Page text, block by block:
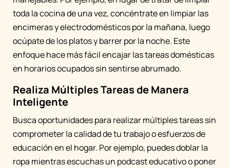
toda la cocina de una vez, concéntrate en limpiar las
encimeras y electrodomésticos por la mañana, luego
ocúpate de los platos y barrer por la noche. Este
enfoque hace más fácil encajar las tareas domésticas
en horarios ocupados sin sentirse abrumado.
Realiza Múltiples Tareas de Manera
Inteligente
Busca oportunidades para realizar múltiples tareas sin
comprometer la calidad de tu trabajo o esfuerzos de
educación en el hogar. Por ejemplo, puedes doblar la
ropa mientras escuchas un podcast educativo o poner